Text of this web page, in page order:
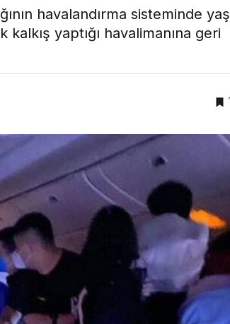
havalandırma sisteminde
yaptığı havalimanına geri